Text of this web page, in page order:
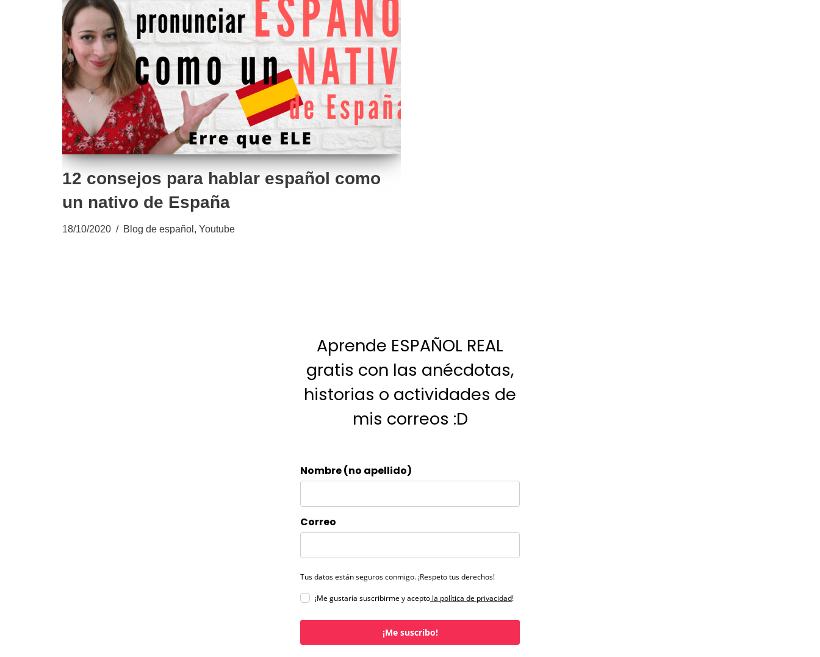
12 consejos para hablar español como
un nativo de España
18/10/2020 Blog de español, Youtube
Aprende ESPAÑOL REAL
gratis con las anécdotas,
historias o actividades de
mis correos :D
Nombre (no apellido)
Correo
Tus datos están seguros conmigo. ¡Respeto tus derechos!
¡Me gustaría suscribirme y acepto la política de privacidad!
¡Me suscribo!